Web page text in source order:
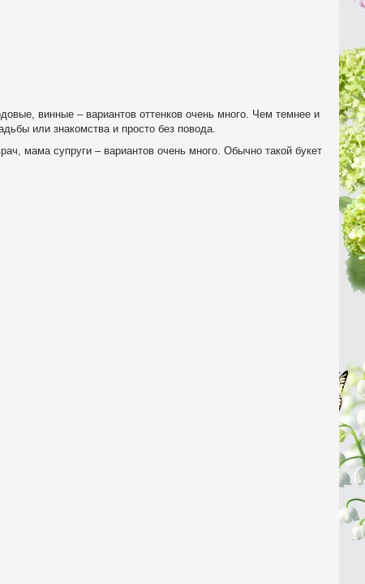
винные – вариантов оттенков очень много. Чем темнее и
или знакомства и просто без повода.
мама супруги – вариантов очень много. Обычно такой букет